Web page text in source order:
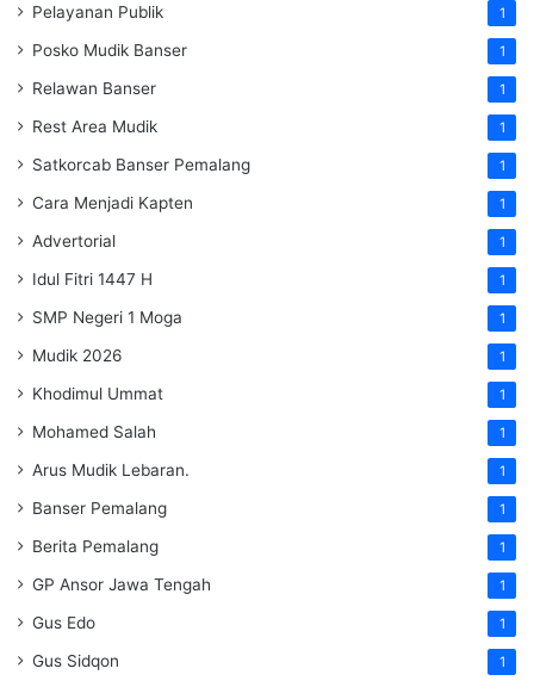
Pelayanan Publik 1
Posko Mudik Banser 1
Relawan Banser 1
Rest Area Mudik 1
Satkorcab Banser Pemalang 1
Cara Menjadi Kapten 1
Advertorial 1
Idul Fitri 1447 H 1
SMP Negeri 1 Moga 1
Mudik 2026 1
Khodimul Ummat 1
Mohamed Salah 1
Arus Mudik Lebaran. 1
Banser Pemalang 1
Berita Pemalang 1
GP Ansor Jawa Tengah 1
Gus Edo 1
Gus Sidqon 1